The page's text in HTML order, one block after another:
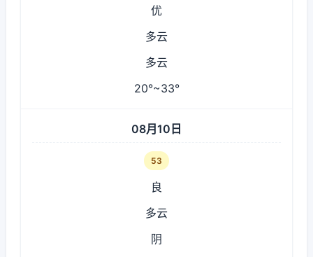
优
多云
多云
20°~33°
08月10日
53
良
多云
阴